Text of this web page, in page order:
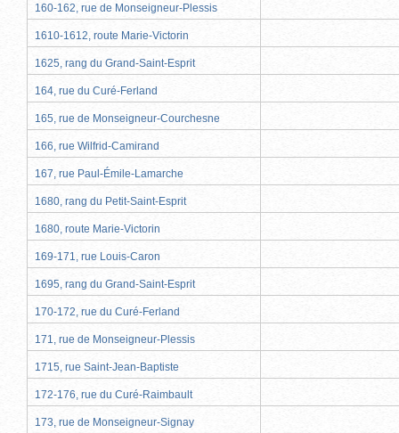
160-162, rue de Monseigneur-Plessis
1610-1612, route Marie-Victorin
1625, rang du Grand-Saint-Esprit
164, rue du Curé-Ferland
165, rue de Monseigneur-Courchesne
166, rue Wilfrid-Camirand
167, rue Paul-Émile-Lamarche
1680, rang du Petit-Saint-Esprit
1680, route Marie-Victorin
169-171, rue Louis-Caron
1695, rang du Grand-Saint-Esprit
170-172, rue du Curé-Ferland
171, rue de Monseigneur-Plessis
1715, rue Saint-Jean-Baptiste
172-176, rue du Curé-Raimbault
173, rue de Monseigneur-Signay